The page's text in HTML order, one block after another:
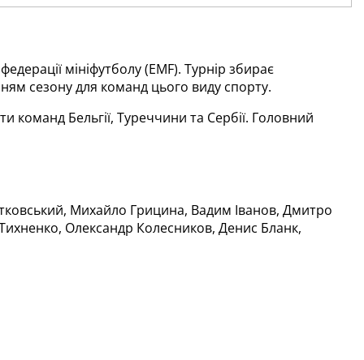
мініфутболу (EMF). Турнір збирає
сезону для команд цього виду спорту.
команд Бельгії, Туреччини та Сербії. Головний
Михайло Грицина, Вадим Іванов, Дмитро
Олександр Колесников, Денис Бланк,